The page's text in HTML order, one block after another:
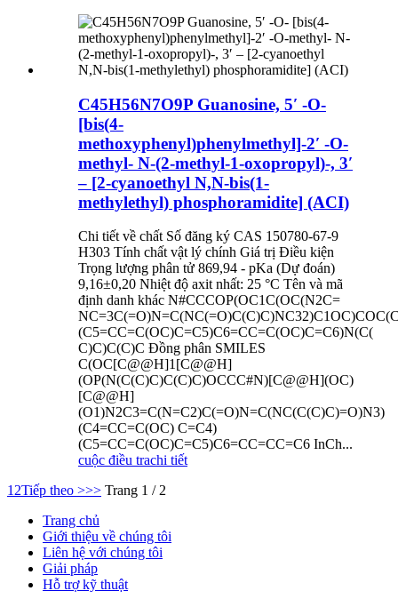
C45H56N7O9P Guanosine, 5′ -O-
[bis(4-
methoxyphenyl)phenylmethyl]-2′ -O-
methyl- N-(2-methyl-1-oxopropyl)-, 3′
– [2-cyanoethyl N,N-bis(1-
methylethyl) phosphoramidite] (ACI)
Chi tiết về chất Số đăng ký CAS 150780-67-9
H303 Tính chất vật lý chính Giá trị Điều kiện
Trọng lượng phân tử 869,94 - pKa (Dự đoán)
9,16±0,20 Nhiệt độ axit nhất: 25 °C Tên và mã
định danh khác N#CCCOP(OC1C(OC(N2C=
(C5=CC=C(OC)C=C5)C6=CC=C(OC)C=C6)N(C(
C)C)C(C)C Đồng phân SMILES
C(OC[C@@H]1[C@@H]
(OP(N(C(C)C)C(C)C)OCCC#N)[C@@H](OC)
[C@@H]
(O1)N2C3=C(N=C2)C(=O)N=C(NC(C(C)C)=O)N3)
(C4=CC=C(OC) C=C4)
(C5=CC=C(OC)C=C5)C6=CC=CC=C6 InCh...
cuộc điều trachi tiết
1 2Tiếp theo >>> Trang 1 / 2
Trang chủ
Giới thiệu về chúng tôi
Liên hệ với chúng tôi
Giải pháp
Hỗ trợ kỹ thuật